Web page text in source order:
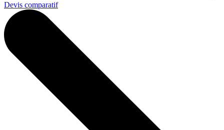
Devis comparatif